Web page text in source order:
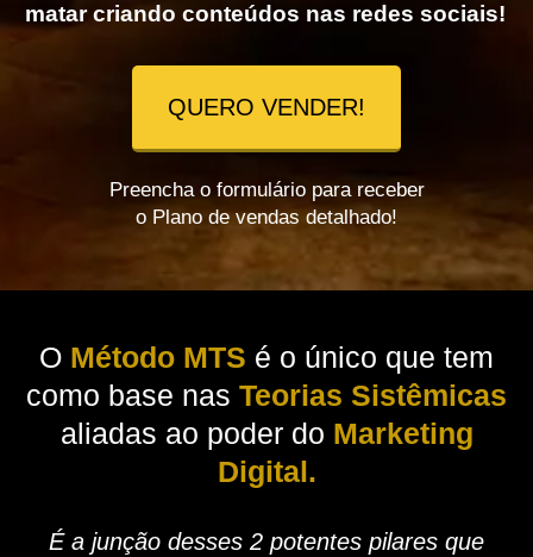
matar criando conteúdos nas redes sociais!
QUERO VENDER!
Preencha o formulário para receber
o Plano de vendas detalhado!
O Método MTS é o único que tem
como base nas Teorias Sistêmicas
aliadas ao poder do Marketing
Digital.
É a junção desses 2 potentes pilares que